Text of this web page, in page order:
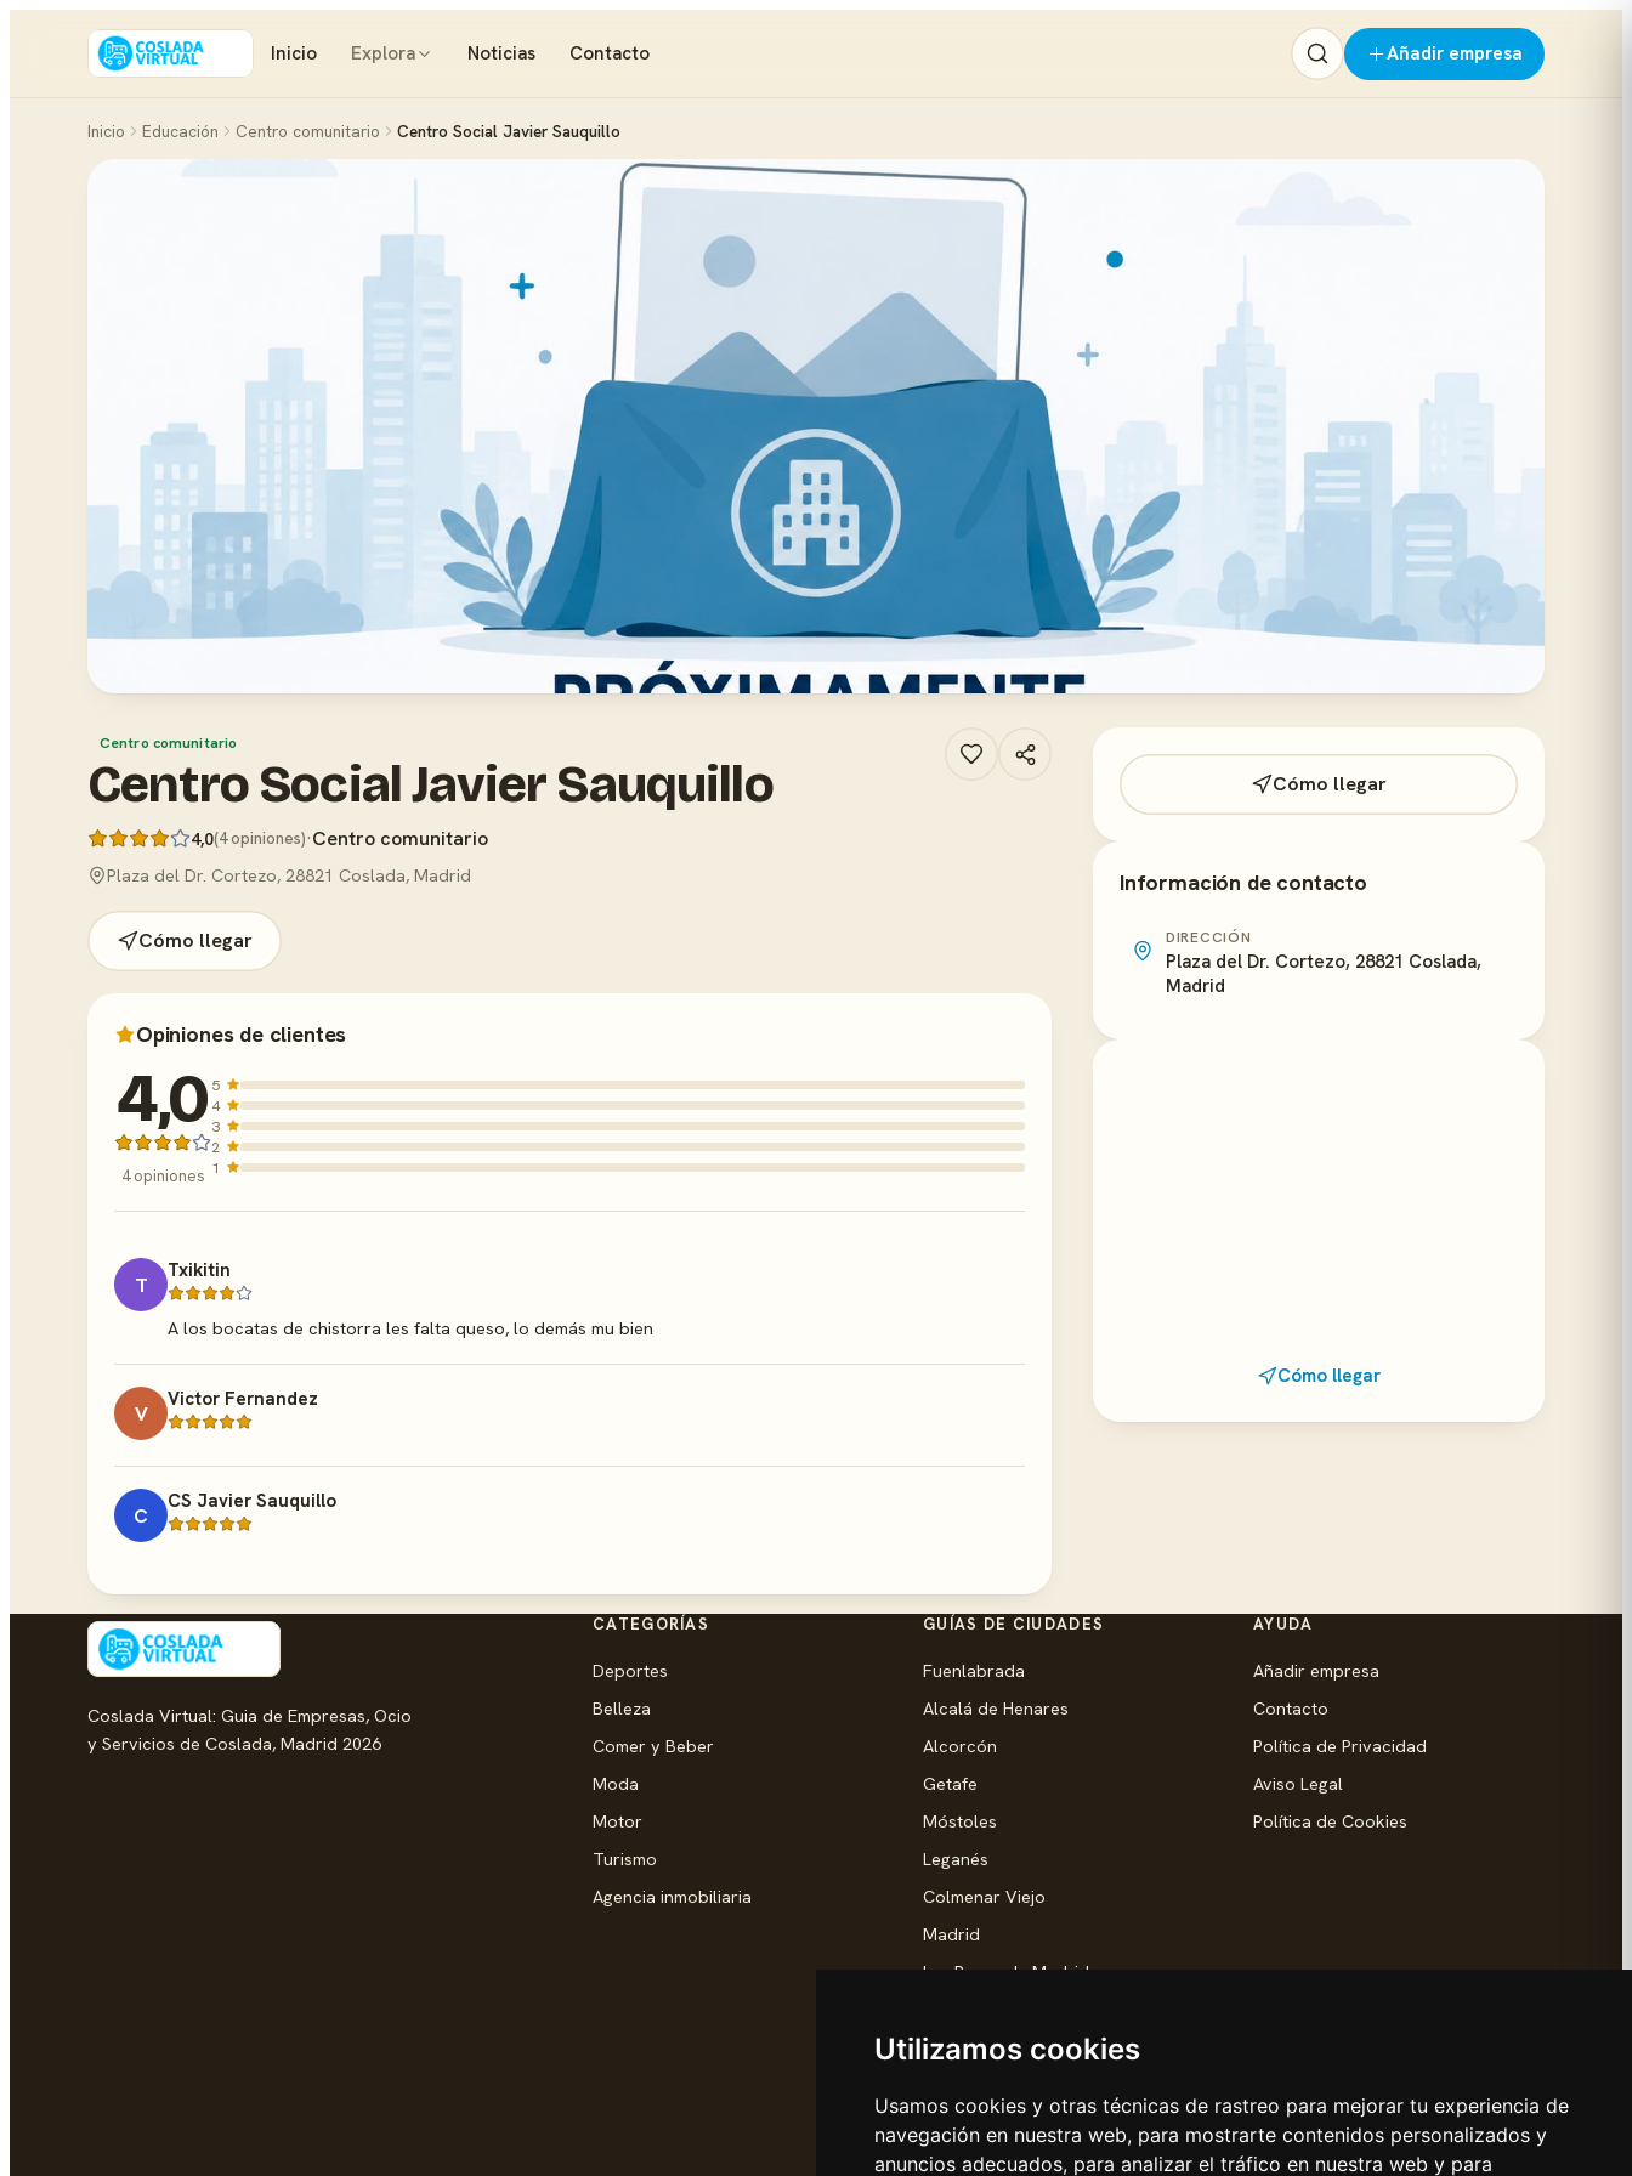
Utilizamos cookies
Usamos cookies y otras técnicas de rastreo para mejorar tu experiencia de
navegación en nuestra web, para mostrarte contenidos personalizados y
anuncios adecuados, para analizar el tráfico en nuestra web y para
Inicio Explora Noticias Contacto Añadir empresa
Inicio Educación Centro comunitario Centro Social Javier Sauquillo
Centro comunitario
Centro Social Javier Sauquillo
4,0(4 opiniones)·Centro comunitario
Plaza del Dr. Cortezo, 28821 Coslada, Madrid
Cómo llegar
Opiniones de clientes
4,0
4 opiniones
5
4
3
2
1
T
Txikitin
A los bocatas de chistorra les falta queso, lo demás mu bien
V
Victor Fernandez
C
CS Javier Sauquillo
Cómo llegar
Información de contacto
DIRECCIÓN
Plaza del Dr. Cortezo, 28821 Coslada,
Madrid
Cómo llegar
Coslada Virtual: Guia de Empresas, Ocio
y Servicios de Coslada, Madrid 2026
CATEGORÍAS
Deportes
Belleza
Comer y Beber
Moda
Motor
Turismo
Agencia inmobiliaria
GUÍAS DE CIUDADES
Fuenlabrada
Alcalá de Henares
Alcorcón
Getafe
Móstoles
Leganés
Colmenar Viejo
Madrid
Las Rozas de Madrid
Pozuelo de Alarcón
Valdemoro
San Sebastián de los Reyes
AYUDA
Añadir empresa
Contacto
Política de Privacidad
Aviso Legal
Política de Cookies